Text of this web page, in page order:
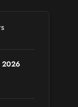
2026